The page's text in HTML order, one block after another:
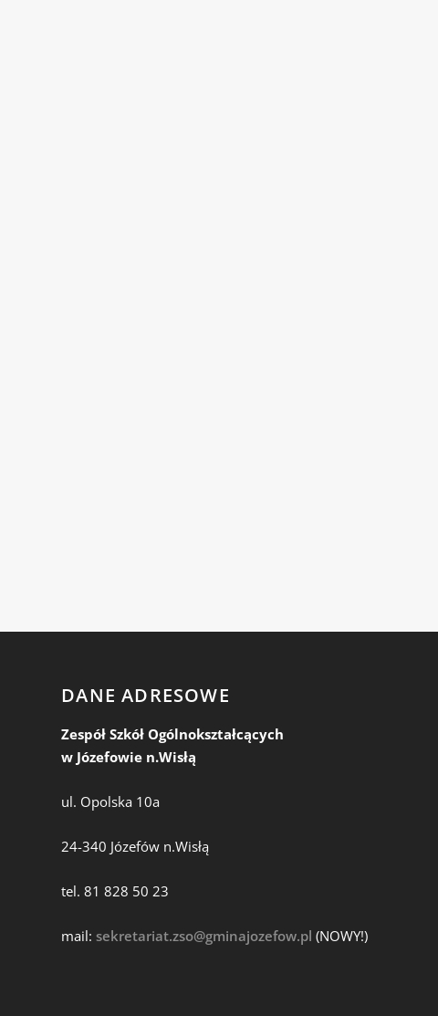
DANE ADRESOWE
Zespół Szkół Ogólnokształcących
w Józefowie n.Wisłą
ul. Opolska 10a
24-340 Józefów n.Wisłą
tel. 81 828 50 23
mail:sekretariat.zso@gminajozefow.pl (NOWY!)